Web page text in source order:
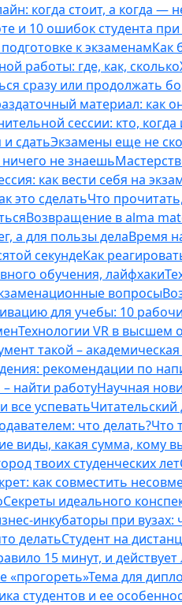
когда стоит, а когда —
и 10 ошибок студента
к экзаменамКак
работы: где, как, сколько
сразу или продолжать
материал: как
сессии: кто, когда
сдатьЭкзамены еще не
не знаешь
как вести себя на
это сделатьЧто
Возвращение в alma
а для пользы делаВремя
секундеКак
обучения, лайфхаки
вопросы
для учебы: 10
Технологии VR в высшем
такой –
рекомендации по
найти работуНаучная
все успеватьЧитательский
что делать?Что
виды, какая сумма, кому
твоих студенческих лет
как совместить
Секреты идеального
инкубаторы при вузах:
делатьСтудент на
15 минут, и действует
«прогореть»Тема для
студентов и ее